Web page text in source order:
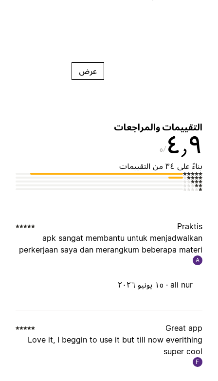
عرض
والمراجعات
٥
على ٣٤ من التقييمات
apk sangat membantu untuk
perkerjaan saya dan merangkum beberapa
ali nur · ١٥ يونيو ٢٠٢٦
Great
Love it, I beggin to use it but till now
super